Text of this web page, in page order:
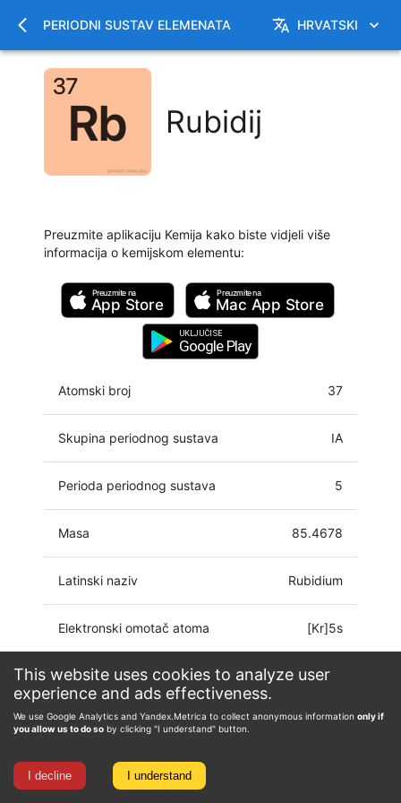
This website uses cookies to analyze user
experience and ads effectiveness.
We use Google Analytics and Yandex.Metrica to collect anonymous information only if
you allow us to do so by clicking "I understand" button.
I decline I understand
PERIODNI SUSTAV ELEMENATA HRVATSKI
Rubidij
Preuzmite aplikaciju Kemija kako biste vidjeli više
informacija o kemijskom elementu:
Preuzmite na
App Store
Preuzmite na
Mac App Store
UKLJUČI SE
Google Play
Atomski broj 37
Skupina periodnog sustava IA
Perioda periodnog sustava 5
Masa 85.4678
Latinski naziv Rubidium
Elektronski omotač atoma [Kr]5s
Oksidacijsko stanje -1, 0, 1